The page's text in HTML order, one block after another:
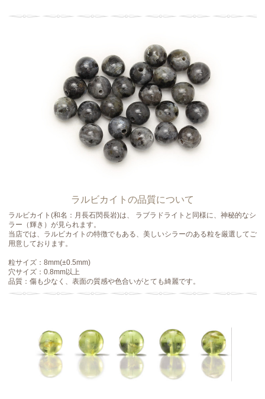
ラルビカイトの品質について
ラルビカイト(和名：月長石閃長岩)は、 ラブラドライトと同様に、神秘的なシ
ラー（輝き）が見られます。
当店では、ラルビカイトの特徴でもある、美しいシラーのある粒を厳選してご
用意しております。
粒サイズ：8mm(±0.5mm)
穴サイズ：0.8mm以上
品質：傷も少なく、表面の質感や色合いがとても綺麗です。